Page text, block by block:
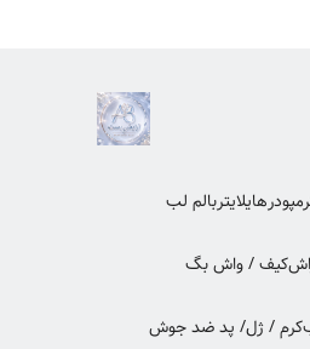
هایلایتربالم لب
کیف / واش بگ
کرم / ژل/ پد ضد جوش